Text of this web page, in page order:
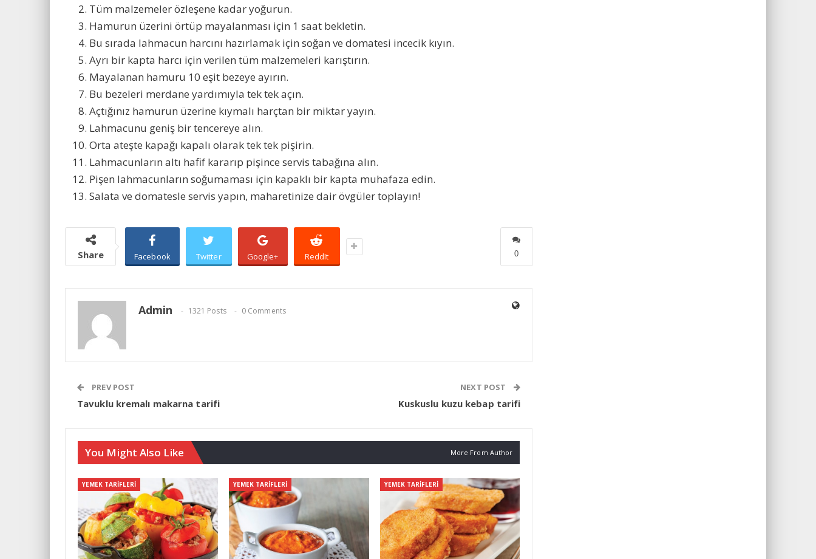
Tüm malzemeler özleşene kadar yoğurun.
Hamurun üzerini örtüp mayalanması için 1 saat bekletin.
Bu sırada lahmacun harcını hazırlamak için soğan ve domatesi incecik kıyın.
Ayrı bir kapta harcı için verilen tüm malzemeleri karıştırın.
Mayalanan hamuru 10 eşit bezeye ayırın.
Bu bezeleri merdane yardımıyla tek tek açın.
Açtığınız hamurun üzerine kıymalı harçtan bir miktar yayın.
Lahmacunu geniş bir tencereye alın.
Orta ateşte kapağı kapalı olarak tek tek pişirin.
Lahmacunların altı hafif kararıp pişince servis tabağına alın.
Pişen lahmacunların soğumaması için kapaklı bir kapta muhafaza edin.
Salata ve domatesle servis yapın, maharetinize dair övgüler toplayın!
0
Share Facebook Twitter Google+ ReddIt
Admin 1321 Posts 0 Comments
PREV POST
Tavuklu kremalı makarna tarifi
NEXT POST
Kuskuslu kuzu kebap tarifi
You Might Also Like More From Author
YEMEK TARIFLERI YEMEK TARIFLERI YEMEK TARIFLERI